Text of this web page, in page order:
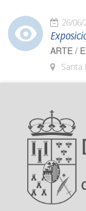
26/06/
ARTE /
Santa